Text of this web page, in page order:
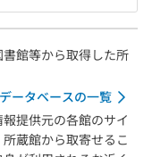
館等から取得した所
ータベースの一覧
提供元の各館のサイ
蔵館から取寄せるこ